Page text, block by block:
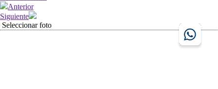
Anterior
Siguiente
Seleccionar foto